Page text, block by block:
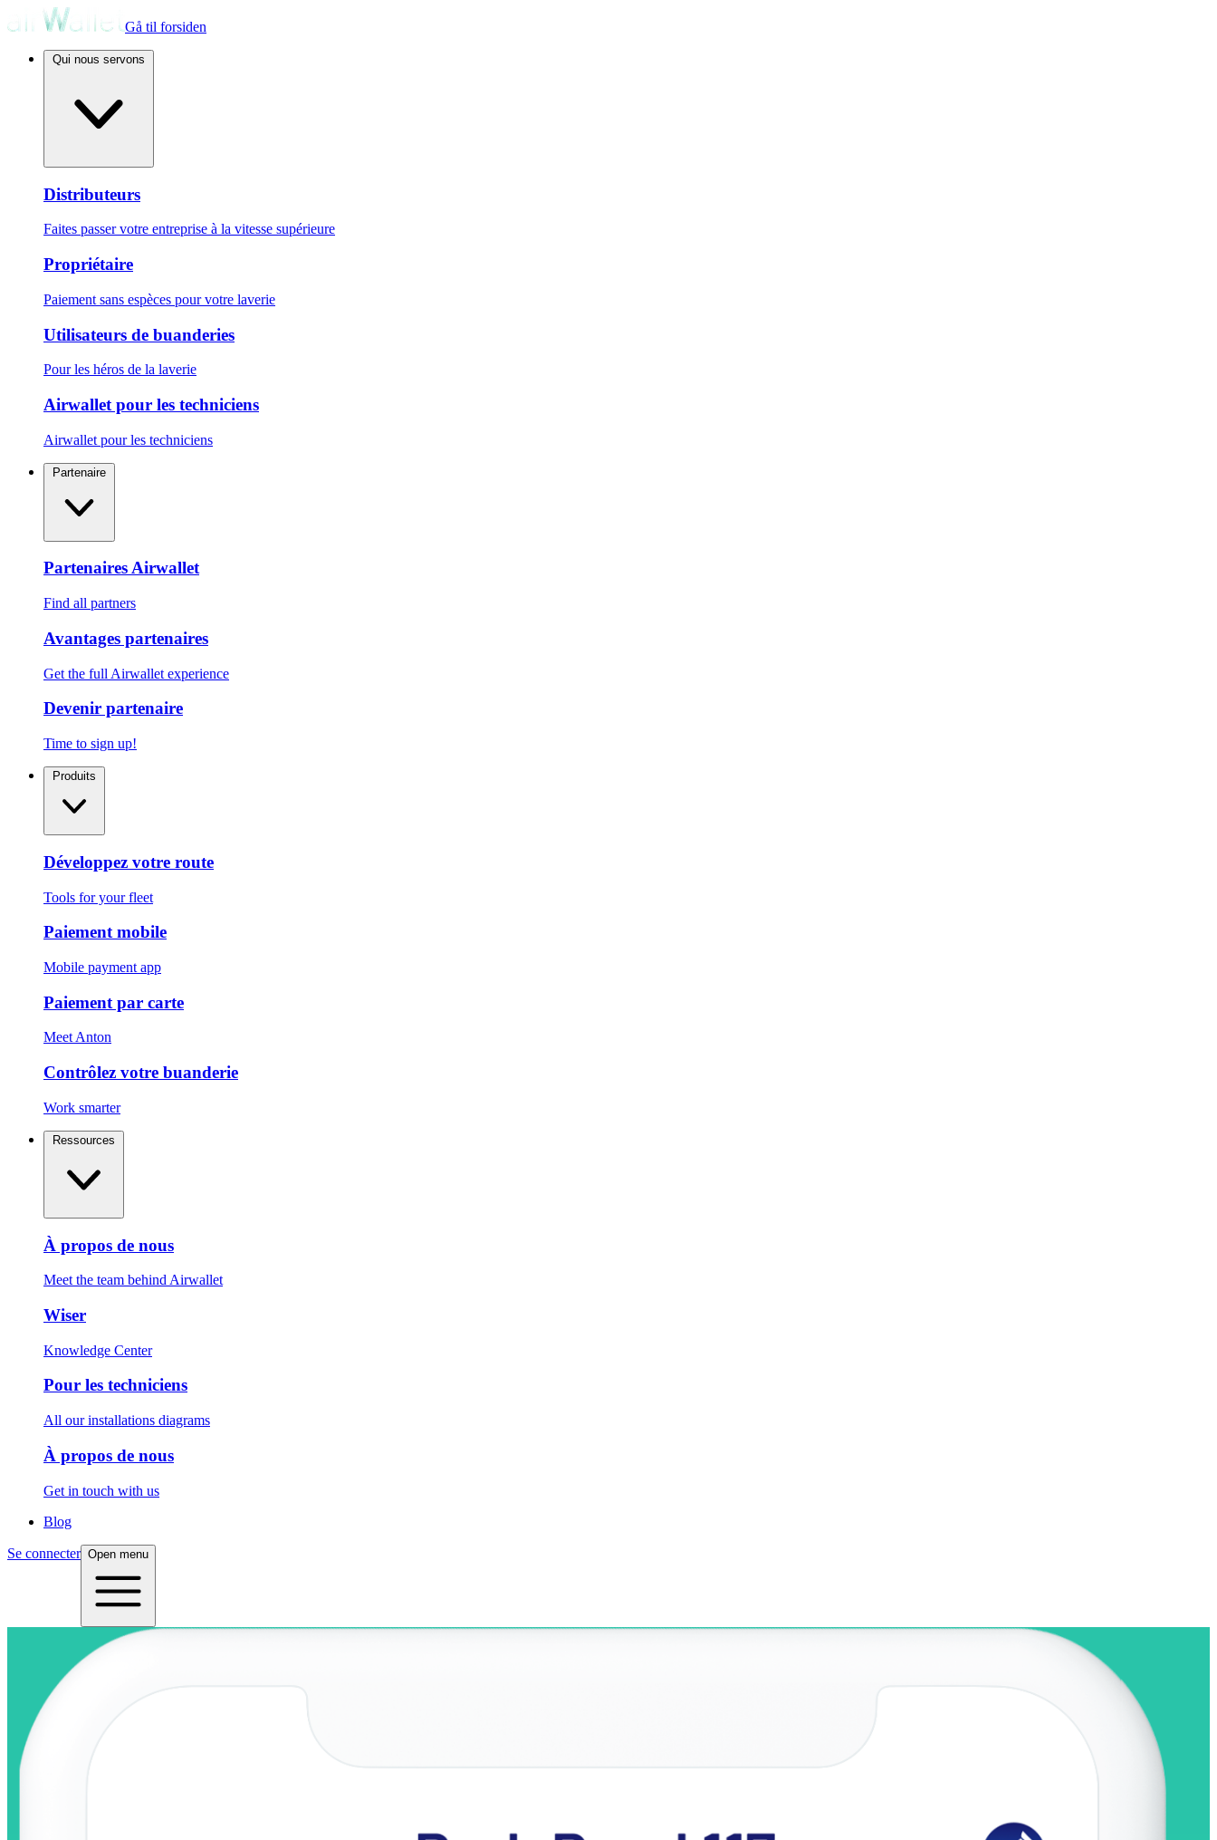
Gå til forsiden
Distributeurs
Faites passer votre entreprise à la vitesse supérieure
Propriétaire
Paiement sans espèces pour votre laverie
Utilisateurs de buanderies
Pour les héros de la laverie
Airwallet pour les techniciens
Airwallet pour les techniciens
Partenaires Airwallet
Find all partners
Avantages partenaires
Get the full Airwallet experience
Devenir partenaire
Time to sign up!
Développez votre route
Tools for your fleet
Paiement mobile
Mobile payment app
Paiement par carte
Meet Anton
Contrôlez votre buanderie
Work smarter
À propos de nous
Meet the team behind Airwallet
Wiser
Knowledge Center
Pour les techniciens
All our installations diagrams
À propos de nous
Get in touch with us
Blog
Se connecter Open menu